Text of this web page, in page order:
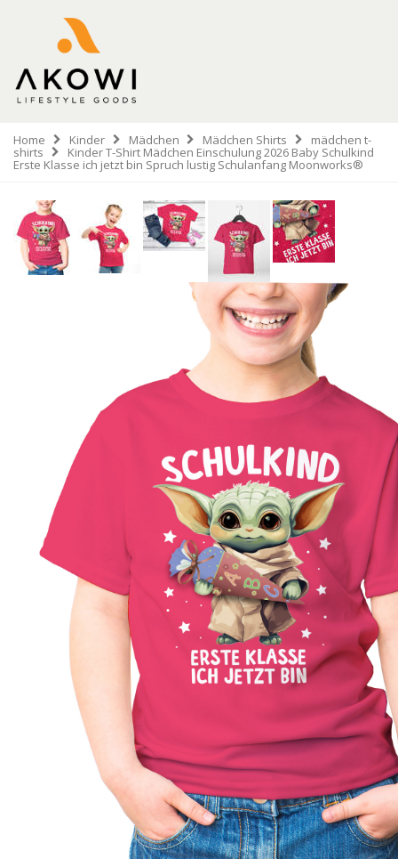
Home Kinder Mädchen Mädchen Shirts mädchen t-
shirts Kinder T-Shirt Mädchen Einschulung 2026 Baby Schulkind
Erste Klasse ich jetzt bin Spruch lustig Schulanfang Moonworks®